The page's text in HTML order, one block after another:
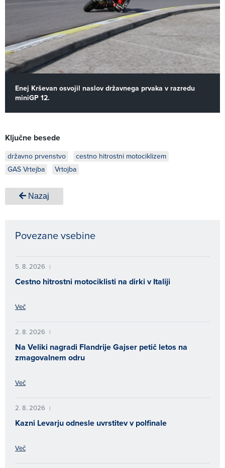
Enej Krševan osvojil naslov državnega prvaka v razredu
miniGP 12.
Ključne besede
državno prvenstvo
cestno hitrostni motociklizem
GAS Vrtejba
Vrtojba
Nazaj
Povezane vsebine
5. 8. 2026 |
Cestno hitrostni motociklisti na dirki v Italiji
Več
2. 8. 2026 |
Na Veliki nagradi Flandrije Gajser petič letos na
zmagovalnem odru
Več
2. 8. 2026 |
Kazni Levarju odnesle uvrstitev v polfinale
Več